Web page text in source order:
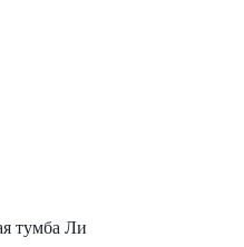
тумба Ли